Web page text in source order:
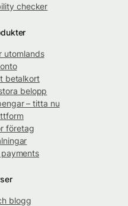
checker
utomlands
betalkort
belopp
– titta nu
företag
blogg